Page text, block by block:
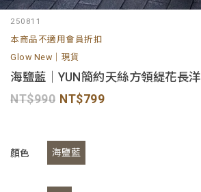
250811
本商品不適用會員折扣
Glow New｜現貨
海鹽藍｜YUN簡約天絲方領緹花長洋
990
799
顏色 海鹽藍